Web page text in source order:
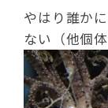
やはり誰か
ない（他個